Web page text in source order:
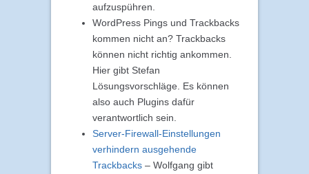
aufzuspühren.
WordPress Pings und Trackbacks
kommen nicht an? Trackbacks
können nicht richtig ankommen.
Hier gibt Stefan
Lösungsvorschläge. Es können
also auch Plugins dafür
verantwortlich sein.
Server-Firewall-Einstellungen
verhindern ausgehende
Trackbacks – Wolfgang gibt